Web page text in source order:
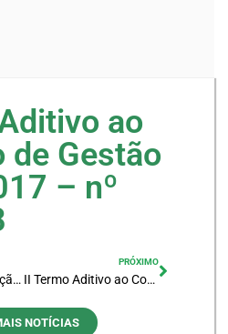
ao
de Gestão
– nº
Ações de Comunicação Comitê Lagos São João 2023
PRÓXIMO
II Termo Aditivo ao Contrato de Gestão n° 01/2017 – nº 53/2018
NOTÍCIAS